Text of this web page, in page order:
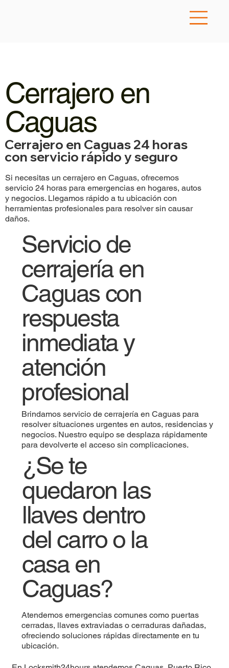
Cerrajero en
Caguas
Cerrajero en Caguas 24 horas
con servicio rápido y seguro
Si necesitas un cerrajero en Caguas, ofrecemos
servicio 24 horas para emergencias en hogares, autos
y negocios. Llegamos rápido a tu ubicación con
herramientas profesionales para resolver sin causar
daños.
Servicio de
cerrajería en
Caguas con
respuesta
inmediata y
atención
profesional
Brindamos servicio de cerrajería en Caguas para
resolver situaciones urgentes en autos, residencias y
negocios. Nuestro equipo se desplaza rápidamente
para devolverte el acceso sin complicaciones.
¿Se te
quedaron las
llaves dentro
del carro o la
casa en
Caguas?
Atendemos emergencias comunes como puertas
cerradas, llaves extraviadas o cerraduras dañadas,
ofreciendo soluciones rápidas directamente en tu
ubicación.